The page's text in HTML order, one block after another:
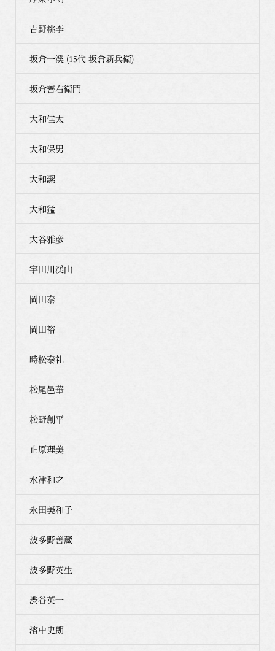
吉野桃李
坂倉一渓 (15代 坂倉新兵衛)
坂倉善右衛門
大和佳太
大和保男
大和潔
大和猛
大谷雅彦
宇田川渓山
岡田泰
岡田裕
時松泰礼
松尾邑華
松野創平
止原理美
水津和之
永田美和子
波多野善蔵
波多野英生
渋谷英一
濱中史朗